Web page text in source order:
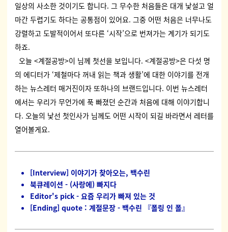
일상의 사소한 것이기도 합니다. 그 무수한 처음들은 대개 낯설고 얼
마간 두렵기도 하다는 공통점이 있어요. 그중 어떤 처음은 너무나도
강렬하고 도발적이어서 또다른 ‘시작’으로 번져가는 계기가 되기도
하죠.
오늘 <계절공방>이 님께 첫선을 보입니다. <계절공방>은 다섯 명
의 에디터가 ‘제철마다 꺼내 읽는 책과 생활’에 대한 이야기를 전개
하는 뉴스레터 매거진이자 또하나의 브랜드입니다. 이번 뉴스레터
에서는 우리가 무언가에 푹 빠졌던 순간과 처음에 대해 이야기합니
다. 오늘의 낯선 첫인사가 님께도 어떤 시작이 되길 바라면서 레터를
열어볼게요.
[Interview] 이야기가 찾아오는, 백수린
북큐레이션 - (사랑에) 빠지다
Editor's pick - 요즘 우리가 빠져 있는 것
[Ending] quote : 계절문장 - 백수린 『폴링 인 폴』